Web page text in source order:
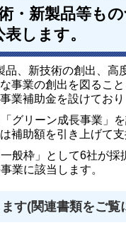
・新製品等も
します。
、新技術の創出、高
事業の創出を図るこ
業補助金を設けており
グリーン成長事業」
補助額を引き上げて支
般枠」として6社が採
業に該当します。
す(関連書類をご